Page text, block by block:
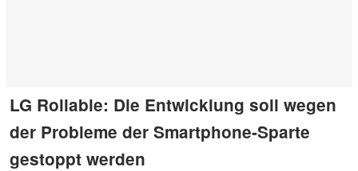
LG Rollable: Die Entwicklung soll wegen
der Probleme der Smartphone-Sparte
gestoppt werden